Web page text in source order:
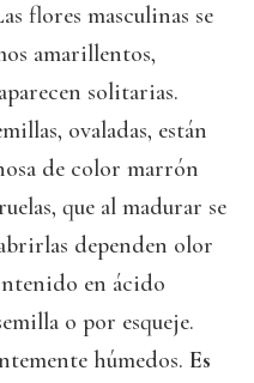
flores masculinas se
amarillentos,
solitarias.
ovaladas, están
de color marrón
que al madurar se
dependen olor
en ácido
o por esqueje.
húmedos. Es